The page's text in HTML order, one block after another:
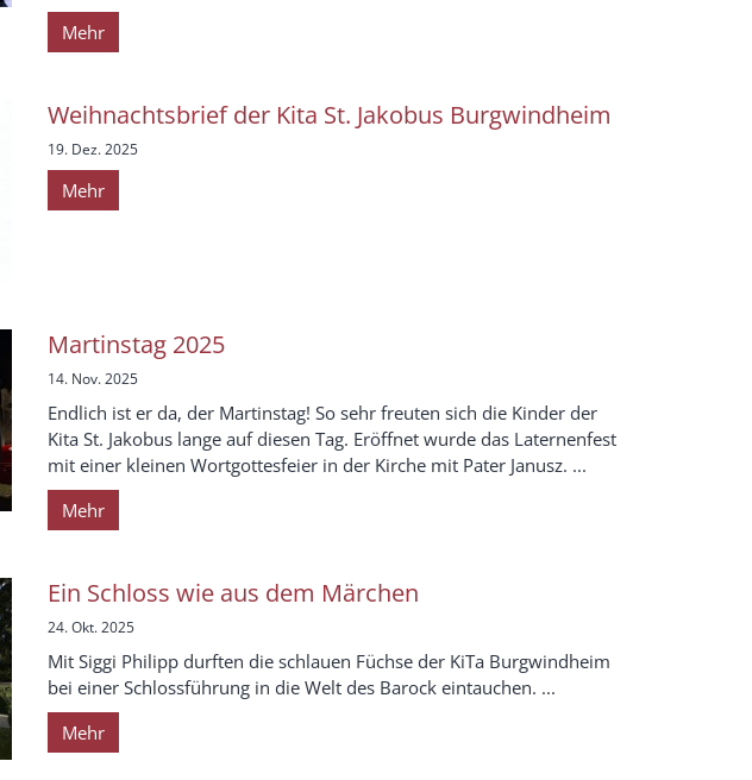
Mehr
Weihnachtsbrief der Kita St. Jakobus Burgwindheim
19. Dez. 2025
Mehr
Martinstag 2025
14. Nov. 2025
Endlich ist er da, der Martinstag! So sehr freuten sich die Kinder der
Kita St. Jakobus lange auf diesen Tag. Eröffnet wurde das Laternenfest
mit einer kleinen Wortgottesfeier in der Kirche mit Pater Janusz. ...
Mehr
Ein Schloss wie aus dem Märchen
24. Okt. 2025
Mit Siggi Philipp durften die schlauen Füchse der KiTa Burgwindheim
bei einer Schlossführung in die Welt des Barock eintauchen. ...
Mehr